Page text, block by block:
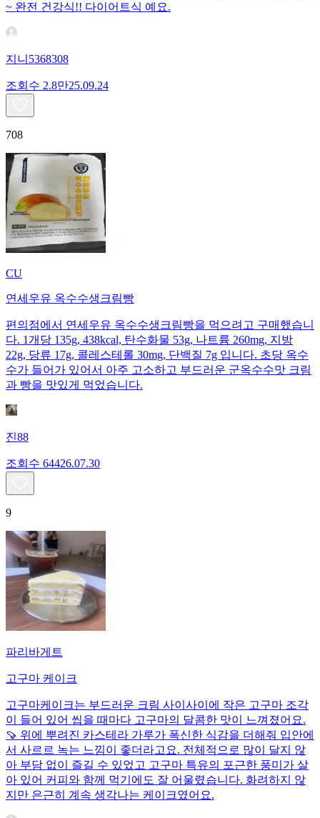
~ 완전 건강식!! 다이어트식 예요.
지니5368308
조회수 2.8만25.09.24
708
CU
연세우유 옥수수생크림빵
편의점에서 연세우유 옥수수생크림빵을 먹으려고 구매했습니
다. 1개당 135g, 438kcal, 탄수화물 53g, 나트륨 260mg, 지방
22g, 당류 17g, 콜레스테롤 30mg, 단백질 7g 입니다. 초당 옥수
수가 들어가 있어서 아주 고소하고 부드러운 군옥수수맛 크림
과 빵을 맛있게 먹었습니다.
진88
조회수 64426.07.30
9
파리바게트
고구마 케이크
고구마케이크는 부드러운 크림 사이사이에 작은 고구마 조각
이 들어 있어 씹을 때마다 고구마의 달콤한 맛이 느껴졌어요.
🍠 위에 뿌려진 카스테라 가루가 폭신한 식감을 더해줘 입안에
서 사르르 녹는 느낌이 좋더라고요. 전체적으로 많이 달지 않
아 부담 없이 즐길 수 있었고 고구마 특유의 포근한 풍미가 살
아 있어 커피와 함께 먹기에도 잘 어울렸습니다. 화려하지 않
지만 은근히 계속 생각나는 케이크였어요.